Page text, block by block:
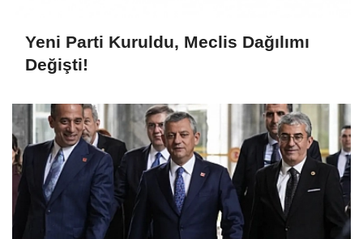
Yeni Parti Kuruldu, Meclis Dağılımı
Değişti!